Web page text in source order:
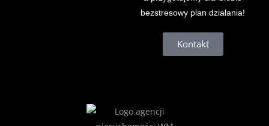
bezstresowy plan działania!
Kontakt